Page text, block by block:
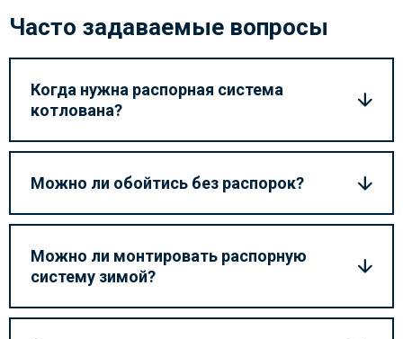
Часто задаваемые вопросы
Когда нужна распорная система
котлована?
Можно ли обойтись без распорок?
Можно ли монтировать распорную
систему зимой?